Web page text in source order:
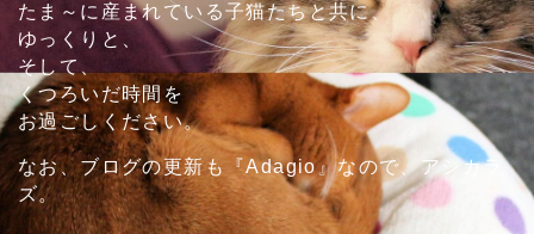
たま～に産まれている子猫たちと共に、
ゆっくりと、
そして、
くつろいだ時間を
お過ごしください。
なお、ブログの更新も『Adagio』なので、アシカラ
ズ。